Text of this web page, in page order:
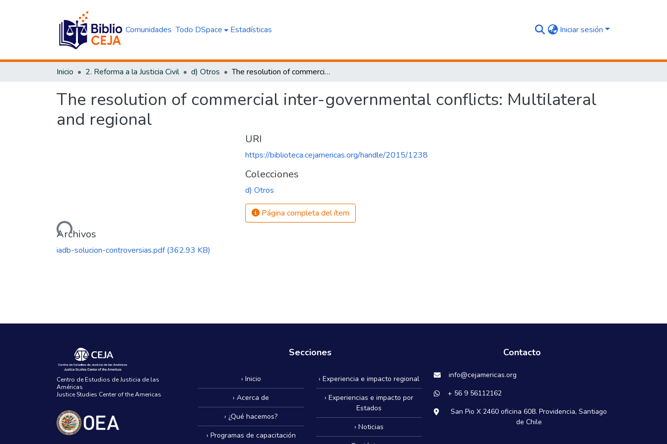
Comunidades Todo DSpace Estadísticas Iniciar sesión
Inicio 2. Reforma a la Justicia Civil d) Otros The resolution of commercial inter-governmental conflicts: Multilateral and regional
The resolution of commercial inter-governmental conflicts: Multilateral
and regional
Cargando...Archivos
iadb-solucion-controversias.pdf(362.93 KB)
URI
https://biblioteca.cejamericas.org/handle/2015/1238
Colecciones
d) Otros
Página completa del ítem
Centro de Estudios de Justicia de las
Américas
Justice Studies Center of the Americas
Secciones
› Inicio
› Acerca de
› ¿Qué hacemos?
› Programas de capacitación
› Experiencia e impacto regional
› Experiencias e impacto por
Estados
› Noticias
Contacto
info@cejamericas.org
+ 56 9 56112162
San Pio X 2460 oficina 608. Providencia, Santiago
de Chile